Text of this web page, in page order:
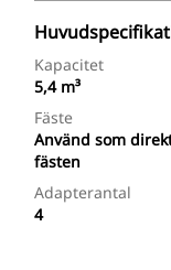
Kapacitet
5,4 m³
Fäste
Använd som
fästen
Adapterantal
4